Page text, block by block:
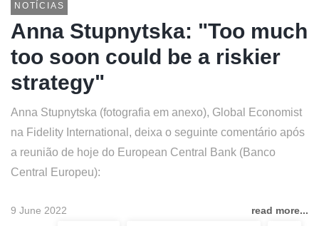
NOTÍCIAS
Anna Stupnytska: "Too much
too soon could be a riskier
strategy"
Anna Stupnytska (fotografia em anexo), Global Economist
na Fidelity International, deixa o seguinte comentário após
a reunião de hoje do European Central Bank (Banco
Central Europeu):
9 June 2022 read more...